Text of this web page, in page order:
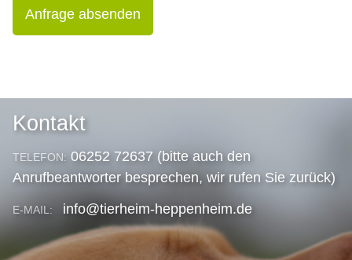
Anfrage absenden
Kontakt
TELEFON: 06252 72637 (bitte auch den
Anrufbeantworter besprechen, wir rufen Sie zurück)
E-MAIL: info@tierheim-heppenheim.de